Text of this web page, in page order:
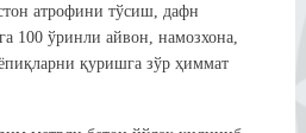
атрофини тўсиш, дафн
100 ўринли айвон, намозхона,
қуришга зўр ҳиммат